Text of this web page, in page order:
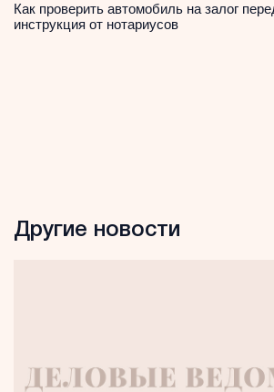
Как проверить автомобиль на залог
инструкция от нотариусов
Другие новости